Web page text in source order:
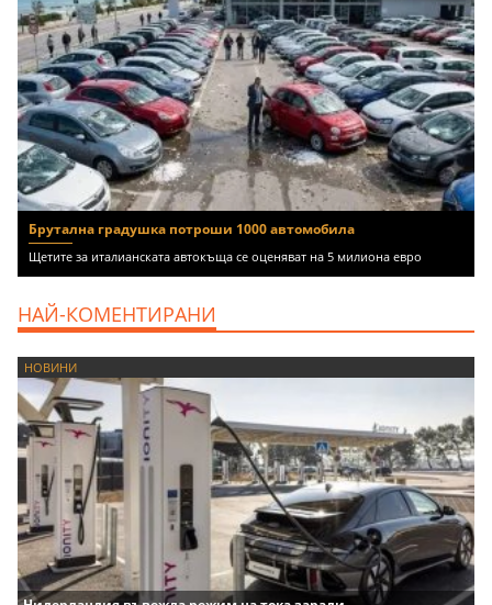
Брутална градушка потроши 1000 автомобила
Щетите за италианската автокъща се оценяват на 5 милиона евро
НАЙ-КОМЕНТИРАНИ
НОВИНИ